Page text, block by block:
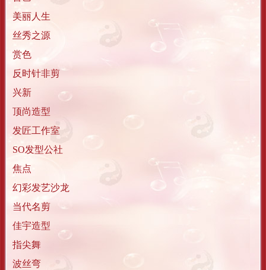
美丽人生
丝秀之源
赏色
反时针非剪
兴新
顶尚造型
发匠工作室
SO发型公社
焦点
幻彩发艺沙龙
当代名剪
佳宇造型
指尖舞
波丝弯